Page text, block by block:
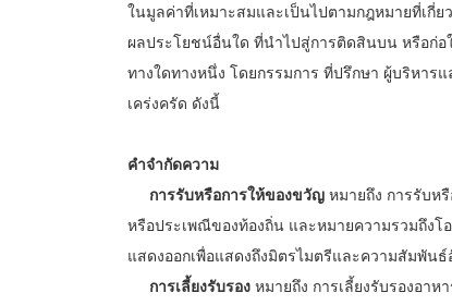
ในมูลค่าที่เหมาะสมและเป็นไปตามกฎหมายที่เกี่
ผลประโยชน์อื่นใด ที่นำไปสู่การติดสินบน หรือก่อ
ทางใดทางหนึ่ง โดยกรรมการ ที่ปรึกษา ผู้บริหา
เคร่งครัด ดังนี้
คำจำกัดความ
การรับหรือการให้ของขวัญ หมายถึง การรับห
หรือประเพณีของท้องถิ่น และหมายความรวมถึง
แสดงออกเพื่อแสดงถึงมิตรไมตรีและความสัมพัน
การเลี้ยงรับรอง หมายถึง การเลี้ยงรับรองอาห